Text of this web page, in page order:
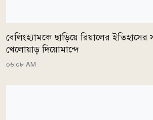
বেলিংহ্যামকে ছাড়িয়ে রিয়ালের ইতিহাসের
খেলোয়াড় দিয়োমান্দে
০৬:০৮ AM